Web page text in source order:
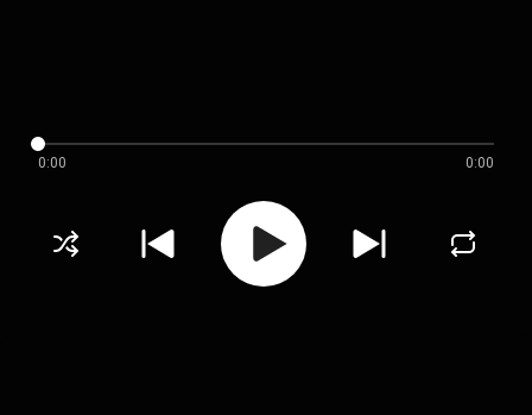
0:00 0:00